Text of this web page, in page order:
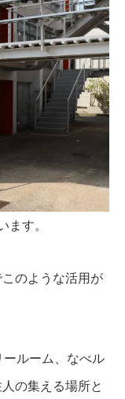
す。
のような活用が
ルーム、なべル
の集える場所と